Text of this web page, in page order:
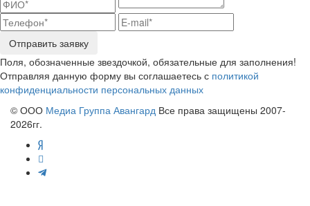
Отправить заявку
Поля, обозначенные звездочкой, обязательные для заполнения!
Отправляя данную форму вы соглашаетесь с политикой
конфиденциальности персональных данных
© ООО Медиа Группа Авангард Все права защищены 2007-
2026гг.